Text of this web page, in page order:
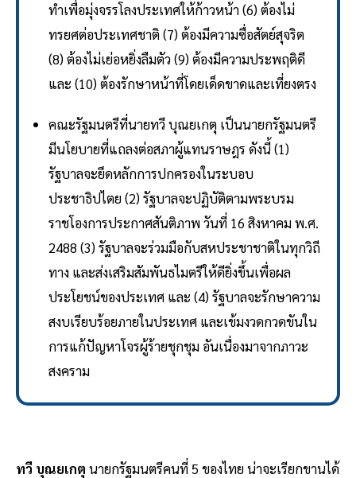
ทำเพื่อมุ่งจรรโลงประเทศให้ก้าวหน้า (6) ต้องไม่
ทรยศต่อประเทศชาติ (7) ต้องมีความซื่อสัตย์สุจริต
(8) ต้องไม่เย่อหยิ่งลืมตัว (9) ต้องมีความประพฤติดี
และ (10) ต้องรักษาหน้าที่โดยเด็ดขาดและเที่ยงตรง
คณะรัฐมนตรีที่นายทวี บุณยเกตุ เป็นนายกรัฐมนตรี
มีนโยบายที่แถลงต่อสภาผู้แทนราษฎร ดังนี้ (1)
รัฐบาลจะยึดหลักการปกครองในระบอบ
ประชาธิปไตย (2) รัฐบาลจะปฏิบัติตามพระบรม
ราชโองการประกาศสันติภาพ วันที่ 16 สิงหาคม พ.ศ.
2488 (3) รัฐบาลจะร่วมมือกับสหประชาชาติในทุกวิถี
ทาง และส่งเสริมสัมพันธไมตรีให้ดียิ่งขึ้นเพื่อผล
ประโยชน์ของประเทศ และ (4) รัฐบาลจะรักษาความ
สงบเรียบร้อยภายในประเทศ และเข้มงวดกวดขันใน
การแก้ปัญหาโจรผู้ร้ายชุกชุม อันเนื่องมาจากภาวะ
สงคราม
ทวี บุณยเกตุ นายกรัฐมนตรีคนที่ 5 ของไทย น่าจะเรียกขานได้